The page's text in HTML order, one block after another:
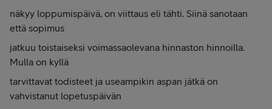
näkyy loppumispäivä, on viittaus eli tähti. Siinä sanotaan
että sopimus
jatkuu toistaiseksi voimassaolevana hinnaston hinnoilla.
Mulla on kyllä
tarvittavat todisteet ja useampikin aspan jätkä on
vahvistanut lopetuspäivän